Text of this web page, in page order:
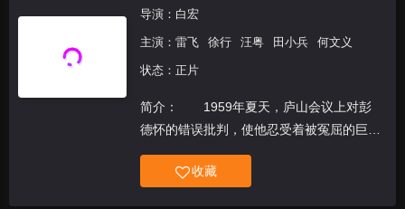
导演： 白宏
主演： 雷飞 徐行 汪粤 田小兵 何文义
状态：正片
简介： 1959年夏天，庐山会议上对彭
德怀的错误批判，使他忍受着被冤屈的巨大
痛苦过了六年。 &amp;nbsp; &amp;nbsp;
&amp;nbsp; &amp;nbsp; &amp;nbsp;
收藏